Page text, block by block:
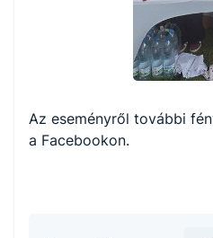
Az eseményről további
a Facebookon.